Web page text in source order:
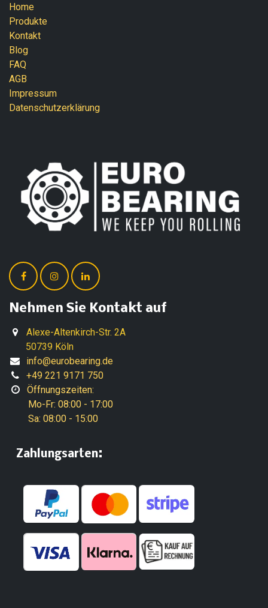
Home
Produkte
Kontakt
Blog
FAQ
AGB
Impressum
Datenschutzerklärung
Nehmen Sie Kontakt auf
Alexe-Altenkirch-Str. 2A
50739 Köln
info@eurobearing.de
+49 221 9171 750
Öffnungszeiten:
Mo-Fr: 08:00 - 17:00
Sa: 08:00 - 15:00
​Zahlungsarten: